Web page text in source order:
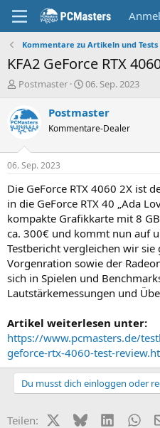
Kommentare zu Artikeln und Tests
KFA2 GeForce RTX
E
s
t
e
e
r
Postmaster
E
s
e
t
a
m
06. Sep. 2023
Postmaster
Kommentare-Dealer
06. Sep. 2023
Die GeForce RTX 4060 2X ist
in die GeForce RTX 40 „Ada
kompakte Grafikkarte mit 8
ca. 300€ und kommt nun auf
Testbericht vergleichen wir sie
Vorgenration sowie der
sich in Spielen und
Lautstärkemessungen und
Artikel weiterlesen unter:
https://www.pcmasters.de/
geforce-rtx-4060-test-
Du musst dich einloggen oder
Teilen: X (Twitter)
BlueskyLinkedIn